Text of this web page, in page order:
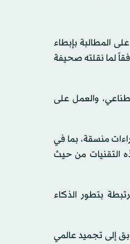
المطالبة بإبطاء
لما نقلته صحيفة
والعمل على
منسقة، بما في
التقنيات من حيث
بتطور الذكاء
إلى تجميد عالمي